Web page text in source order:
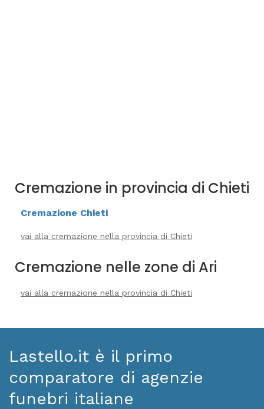
Cremazione in provincia di Chieti
Cremazione Chieti
vai alla cremazione nella provincia di Chieti
Cremazione nelle zone di Ari
vai alla cremazione nella provincia di Chieti
Lastello.it è il primo
comparatore di agenzie
funebri italiane